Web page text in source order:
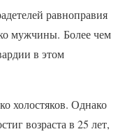
равноправия
мужчины. Более чем
в этом
холостяков. Однако
возраста в 25 лет,